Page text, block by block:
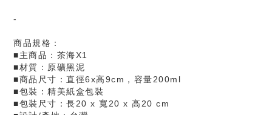
-
商品規格：
■主商品：茶海X1
■材質：原礦黑泥
■商品尺寸：直徑6x高9cm，容量200ml
■包裝：精美紙盒包裝
■包裝尺寸： 長20 x 寬20 x 高20 cm